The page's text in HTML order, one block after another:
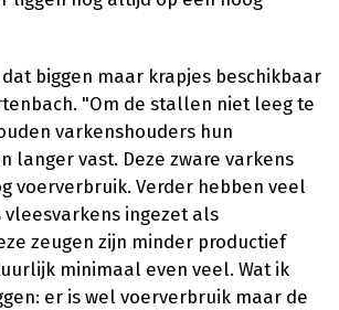
biggen maar krapjes beschikbaar
"Om de stallen niet leeg te
varkenshouders hun
langer vast. Deze zware varkens
voerverbruik. Verder hebben veel
ingezet als
zeugen zijn minder productief
minimaal even veel. Wat ik
er is wel voerverbruik maar de